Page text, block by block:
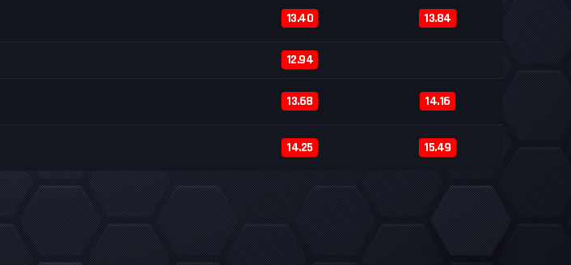
13.40 13.84
12.94
13.68 14.16
14.25 15.49